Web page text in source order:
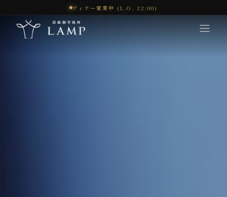
ディナー営業中 (L.O. 22:00)
コンセプト
体験
メニュー